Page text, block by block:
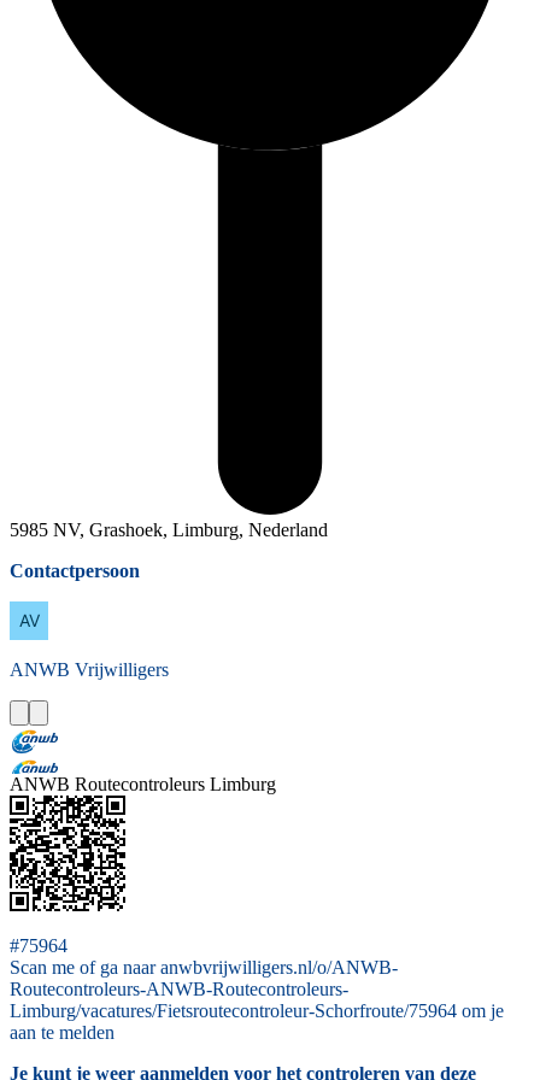
5985 NV, Grashoek, Limburg, Nederland
Contactpersoon
ANWB Vrijwilligers
ANWB Routecontroleurs Limburg
#75964
Scan me of ga naar anwbvrijwilligers.nl/o/ANWB-
Routecontroleurs-ANWB-Routecontroleurs-
Limburg/vacatures/Fietsroutecontroleur-Schorfroute/75964 om je
aan te melden
Je kunt je weer aanmelden voor het controleren van deze